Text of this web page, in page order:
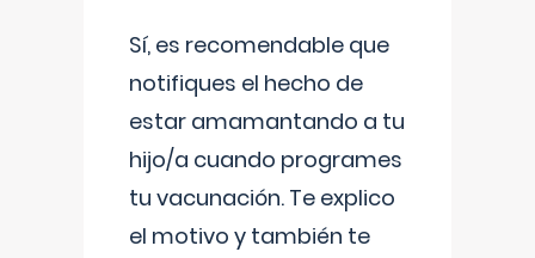
Sí, es recomendable que
notifiques el hecho de
estar amamantando a tu
hijo/a cuando programes
tu vacunación. Te explico
el motivo y también te